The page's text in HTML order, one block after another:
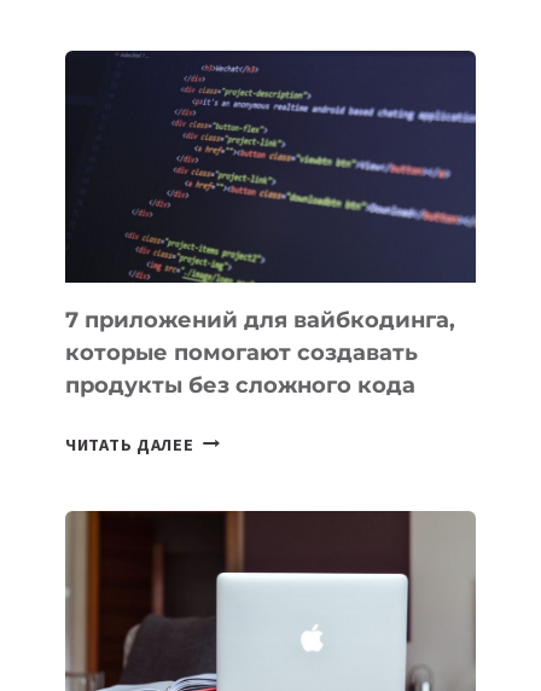
ПОЛЕЗНЫХ
ИНСТРУМЕНТОВ
ДЛЯ
РАБОТЫ
7 приложений для вайбкодинга,
которые помогают создавать
продукты без сложного кода
ЧИТАТЬ ДАЛЕЕ 7
ПОМОГАЮТ
СОЗДАВАТЬ
БЕЗ